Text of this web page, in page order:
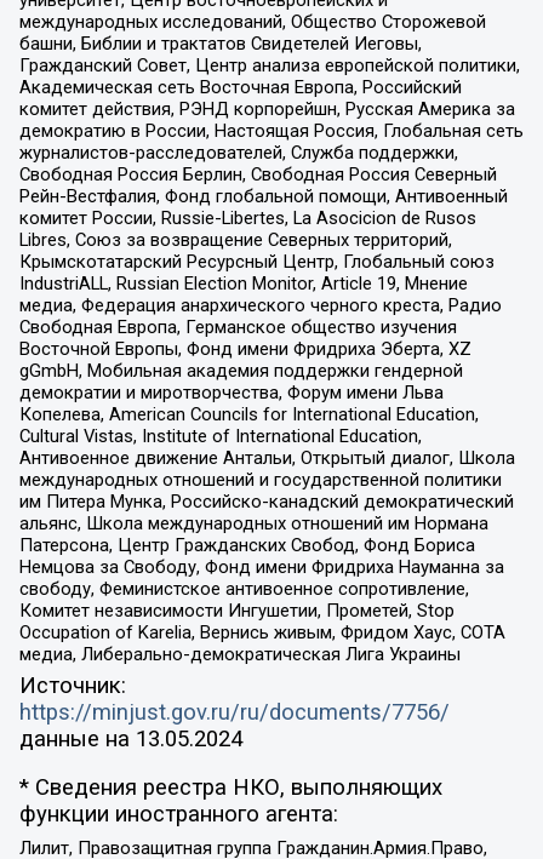
международных исследований, Общество Сторожевой
башни, Библии и трактатов Свидетелей Иеговы,
Гражданский Совет, Центр анализа европейской политики,
Академическая сеть Восточная Европа, Российский
комитет действия, РЭНД корпорейшн, Русская Америка за
демократию в России, Настоящая Россия, Глобальная сеть
журналистов-расследователей, Служба поддержки,
Свободная Россия Берлин, Свободная Россия Северный
Рейн-Вестфалия, Фонд глобальной помощи, Антивоенный
комитет России, Russie-Libertes, La Asocicion de Rusos
Libres, Союз за возвращение Северных территорий,
Крымскотатарский Ресурсный Центр, Глобальный союз
IndustriALL, Russian Election Monitor, Article 19, Мнение
медиа, Федерация анархического черного креста, Радио
Свободная Европа, Германское общество изучения
Восточной Европы, Фонд имени Фридриха Эберта, XZ
gGmbH, Мобильная академия поддержки гендерной
демократии и миротворчества, Форум имени Льва
Копелева, American Councils for International Education,
Cultural Vistas, Institute of International Education,
Антивоенное движение Антальи, Открытый диалог, Школа
международных отношений и государственной политики
им Питера Мунка, Российско-канадский демократический
альянс, Школа международных отношений им Нормана
Патерсона, Центр Гражданских Свобод, Фонд Бориса
Немцова за Свободу, Фонд имени Фридриха Науманна за
свободу, Феминистское антивоенное сопротивление,
Комитет независимости Ингушетии, Прометей, Stop
Occupation of Karelia, Вернись живым, Фридом Хаус, СОТА
медиа, Либерально-демократическая Лига Украины
Источник:
https://minjust.gov.ru/ru/documents/7756/
данные на 13.05.2024
* Сведения реестра НКО, выполняющих
функции иностранного агента:
Лилит, Правозащитная группа Гражданин.Армия.Право,